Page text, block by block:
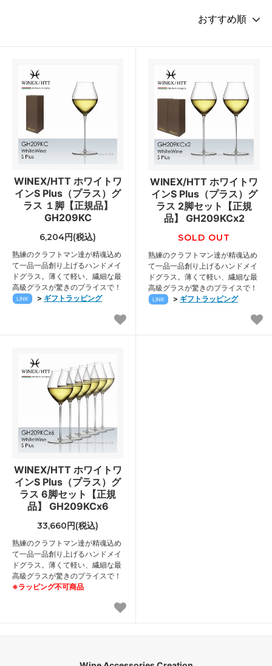
WINEX/HTT ホワイトワ
インS Plus（プラス）グ
ラス １脚【正規品】
GH209KC
6,204円(税込)
熟練のクラフトマン達が精魂込め
て一品一品創り上げるハンドメイ
ドグラス。薄くて軽い、繊細な最
高級グラスが驚きのプライスで！
LINK > ギフトラッピング
WINEX/HTT ホワイトワ
インS Plus（プラス）グ
ラス 2脚セット【正規
品】 GH209KCx2
SOLD OUT
熟練のクラフトマン達が精魂込め
て一品一品創り上げるハンドメイ
ドグラス。薄くて軽い、繊細な最
高級グラスが驚きのプライスで！
LINK > ギフトラッピング
WINEX/HTT ホワイトワ
インS Plus（プラス）グ
ラス 6脚セット【正規
品】 GH209KCx6
33,660円(税込)
熟練のクラフトマン達が精魂込め
て一品一品創り上げるハンドメイ
ドグラス。薄くて軽い、繊細な最
高級グラスが驚きのプライスで！
※ラッピング不可商品